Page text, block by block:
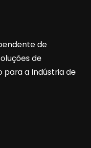
de
de
para a Indústria de